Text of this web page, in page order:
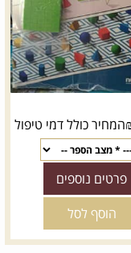
המחיר כולל דמי טיפול
פרטים נוספים
הוסף לסל